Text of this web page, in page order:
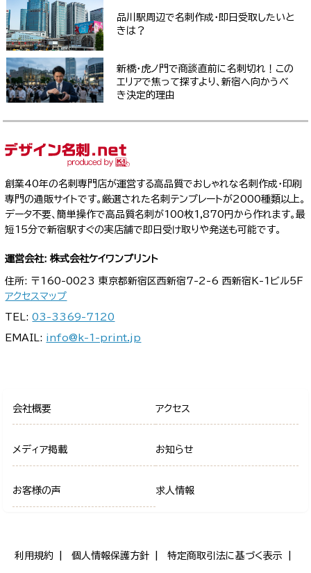
品川駅周辺で名刺作成・即日受取したいと
きは？
新橋・虎ノ門で商談直前に名刺切れ！この
エリアで焦って探すより、新宿へ向かうべ
き決定的理由
創業40年の名刺専門店が運営する高品質でおしゃれな名刺作成・印刷
専門の通販サイトです。厳選された名刺テンプレートが2000種類以上。
データ不要、簡単操作で高品質名刺が100枚1,870円から作れます。最
短15分で新宿駅すぐの実店舗で即日受け取りや発送も可能です。
運営会社: 株式会社ケイワンプリント
住所: 〒160-0023 東京都新宿区西新宿7-2-6 西新宿K-1ビル5F
アクセスマップ
TEL:03-3369-7120
EMAIL: info@k-1-print.jp
会社概要 アクセス
メディア掲載 お知らせ
お客様の声 求人情報
利用規約 個人情報保護方針 特定商取引法に基づく表示